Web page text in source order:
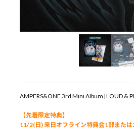
AMPERS&ONE 3rd Mini Album [LOUD &
【先着限定特典】
11/2(日) 来日オフライン特典会1部または